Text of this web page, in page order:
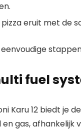
pizza eruit met de
fuel
Karu 12 biedt je
en gas, afhankelijk